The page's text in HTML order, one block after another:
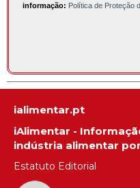
informação: Política de Proteção
ialimentar.pt
iAlimentar -
indústria alimentar
Estatuto Editorial